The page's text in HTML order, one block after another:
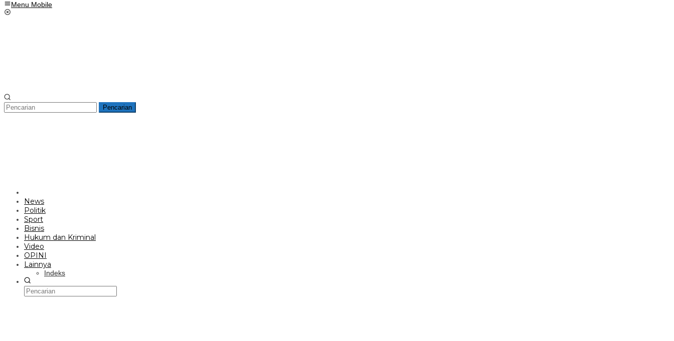
Menu Mobile
Pencarian
News
Politik
Sport
Bisnis
Hukum dan Kriminal
Video
OPINI
Lainnya
Indeks